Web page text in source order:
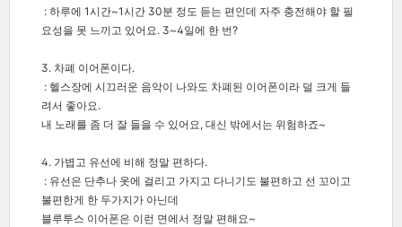
: 하루에 1시간~1시간 30분 정도 듣는 편인데 자주 충전해야 할 필
요성을 못 느끼고 있어요. 3~4일에 한 번?
3. 차폐 이어폰이다.
: 헬스장에 시끄러운 음악이 나와도 차폐된 이어폰이라 덜 크게 들
려서 좋아요.
내 노래를 좀 더 잘 들을 수 있어요, 대신 밖에서는 위험하죠~
4. 가볍고 유선에 비해 정말 편하다.
: 유선은 단추나 옷에 걸리고 가지고 다니기도 불편하고 선 꼬이고
불편한게 한 두가지가 아닌데
블루투스 이어폰은 이런 면에서 정말 편해요~